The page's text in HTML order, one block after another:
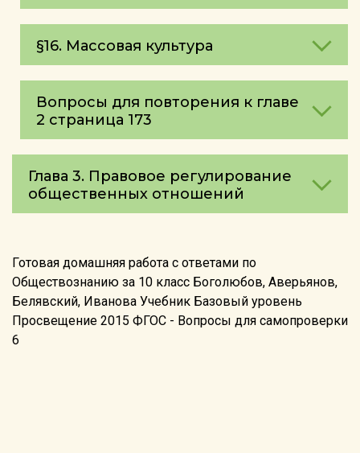
§16. Массовая культура
Вопросы для повторения к главе
2 страница 173
Глава 3. Правовое регулирование
общественных отношений
Готовая домашняя работа с ответами по
Обществознанию за 10 класс Боголюбов, Аверьянов,
Белявский, Иванова Учебник Базовый уровень
Просвещение 2015 ФГОС - Вопросы для самопроверки
6